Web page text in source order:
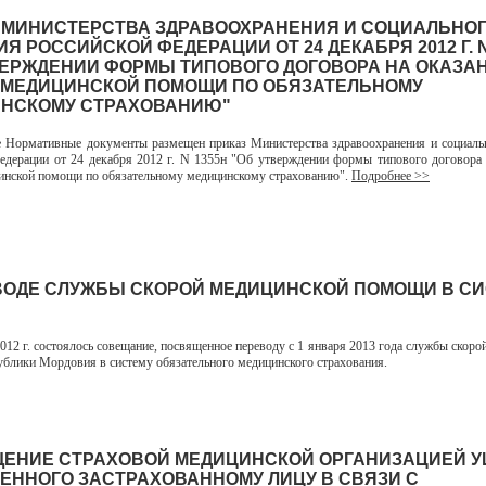
ЗДРАВООХРАНЕНИЯ И
РОССИЙСКОЙ ФЕДЕРАЦИИ ОТ 24 ДЕКАБРЯ 2012 Г.
ФОРМЫ ТИПОВОГО ДОГОВОРА НА
МЕДИЦИНСКОЙ ПОМОЩИ ПО ОБЯЗАТЕЛЬНОМУ
СТРАХОВАНИЮ"
документы размещен приказ Министерства здравоохранения и
от 24 декабря 2012 г. N 1355н "Об утверждении формы типового договора
помощи по обязательному медицинскому страхованию". Подробнее >>
СЛУЖБЫ СКОРОЙ МЕДИЦИНСКОЙ ПОМОЩИ В
г. состоялось совещание, посвященное переводу с 1 января 2013 года службы
Мордовия в систему обязательного медицинского страхования.
СТРАХОВОЙ МЕДИЦИНСКОЙ ОРГАНИЗАЦИЕЙ
ЗАСТРАХОВАННОМУ ЛИЦУ В СВЯЗИ С